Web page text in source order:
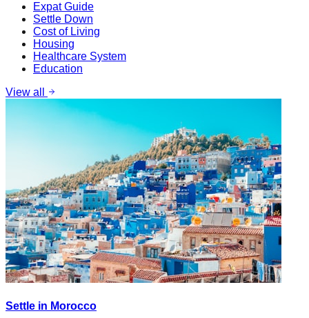
Expat Guide
Settle Down
Cost of Living
Housing
Healthcare System
Education
View all
Settle in Morocco